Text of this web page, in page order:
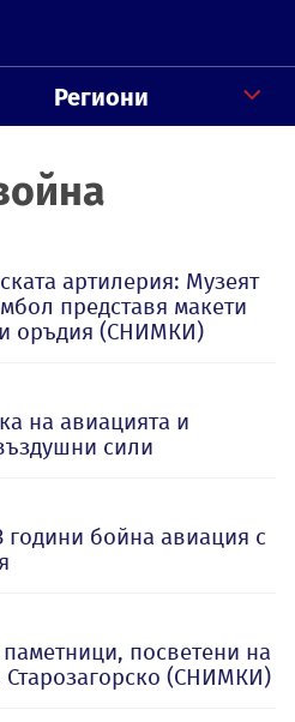
Региони
артилерия: Музеят
представя макети
оръдия (СНИМКИ)
на авиацията и
сили
години бойна авиация с
посветени на
Старозагорско (СНИМКИ)